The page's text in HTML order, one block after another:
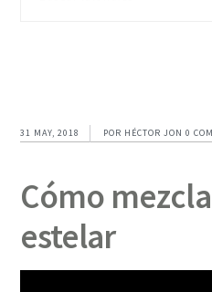
31 MAY, 2018 POR HÉCTOR JON 0
Cómo
estelar